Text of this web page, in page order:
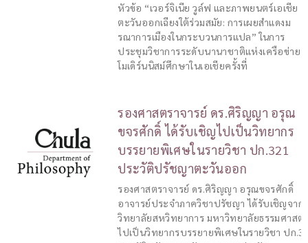
หัวข้อ “เวอร์จิเนีย วูล์ฟ และภาพยนตร์เอเชีย
ตะวันออกเฉียงใต้ร่วมสมัย: การเผยสำแดงม
รณาการเมืองในกระบวนการแปล” ในการ
ประชุมวิชาการระดับนานาชาติแห่งเครือข่าย
โมเดิร์นนิสม์ศึกษาในเอเชียครั้งที่
รองศาสตราจารย์ ดร.ศิริญญา อรุณ
ขจรศักดิ์ ได้รับเชิญไปเป็นวิทยากร
บรรยายพิเศษในรายวิชา ปก.321
ประวัติปรัชญาตะวันออก
รองศาสตราจารย์ ดร.ศิริญญา อรุณขจรศักดิ์
อาจารย์ประจำภาควิชาปรัชญา ได้รับเชิญจาก
วิทยาลัยสหวิทยาการ มหาวิทยาลัยธรรมศาสต
ไปเป็นวิทยากรบรรยายพิเศษในรายวิชา ปก